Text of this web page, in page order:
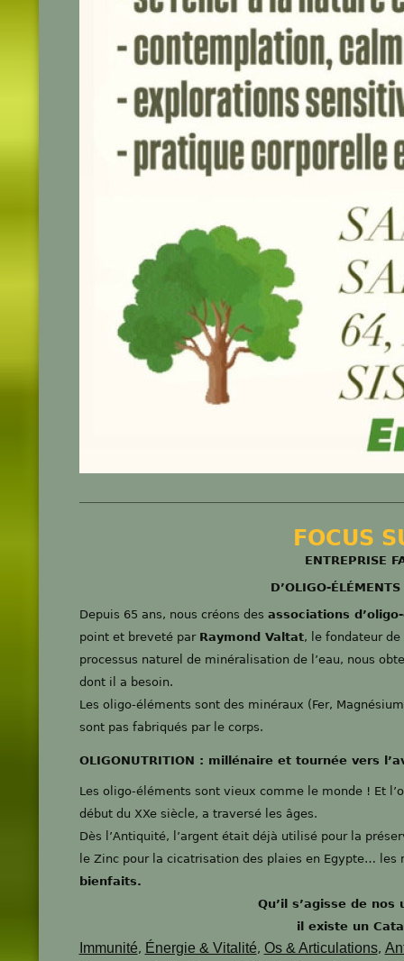
FOCUS
ENTREPRISE
D’OLIGO-
Depuis 65 ans, nous créons des associations
point et breveté par Raymond Valtat, le fondateur de
processus naturel de minéralisation de l’eau, nous
dont il a besoin.
Les oligo-éléments sont des minéraux (Fer,
sont pas fabriqués par le corps.
OLIGONUTRITION : millénaire et tournée vers
Les oligo-éléments sont vieux comme le monde ! Et
début du XXe siècle, a traversé les âges.
Dès l’Antiquité, l’argent était déjà utilisé pour la
le Zinc pour la cicatrisation des plaies en Egypte…
bienfaits.
Qu’il s’agisse de
il existe un
Immunité, Énergie & Vitalité, Os & Articulations,